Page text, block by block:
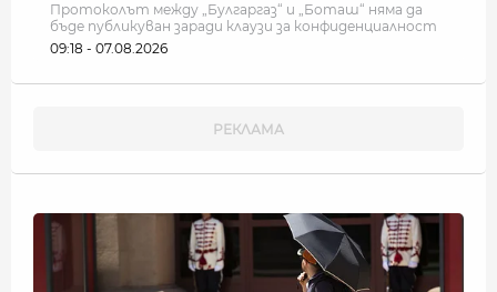
Протоколът между „Булгаргаз“ и „Боташ“ няма да
бъде публикуван заради клаузи за конфиденциалност
09:18 - 07.08.2026